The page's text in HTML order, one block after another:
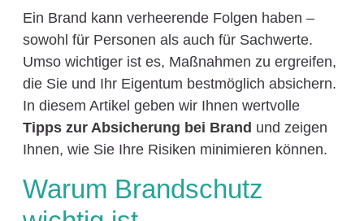
Ein Brand kann verheerende Folgen haben –
sowohl für Personen als auch für Sachwerte.
Umso wichtiger ist es, Maßnahmen zu ergreifen,
die Sie und Ihr Eigentum bestmöglich absichern.
In diesem Artikel geben wir Ihnen wertvolle
Tipps zur Absicherung bei Brand und zeigen
Ihnen, wie Sie Ihre Risiken minimieren können.
Warum Brandschutz